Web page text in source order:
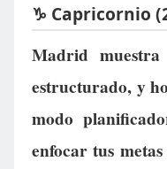
♑ Capricornio
Madrid
estructurado, y
modo
enfocar tus